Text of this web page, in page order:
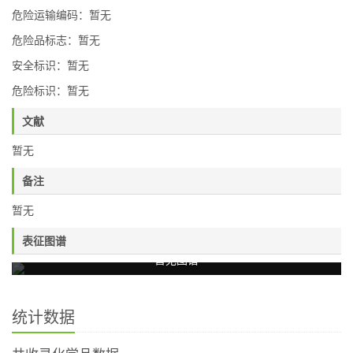
危险运输编码：暂无
危险品标志：暂无
安全标识：暂无
危险标识：暂无
文献
暂无
备注
暂无
表征图谱
暂无图谱
统计数据